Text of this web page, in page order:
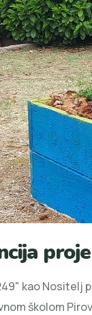
kao Nositelj
školom